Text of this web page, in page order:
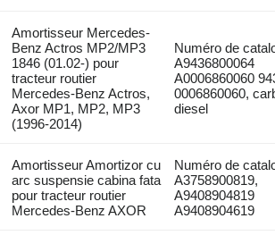
Amortisseur Mercedes-
Benz Actros MP2/MP3
1846 (01.02-) pour
tracteur routier
Mercedes-Benz Actros,
Axor MP1, MP2, MP3
(1996-2014)
Numéro de
A9436800064
A0006860060
0006860060,
diesel
Amortisseur Amortizor cu
arc suspensie cabina fata
pour tracteur routier
Mercedes-Benz AXOR
Numéro de
A3758900819,
A9408904819
A9408904619